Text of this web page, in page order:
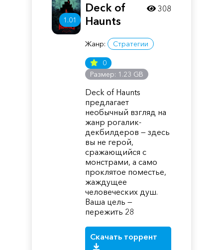
1.01
Deck of
Haunts
Жанр: Стратегии
0
Размер: 1.23 GB
Deck of Haunts
предлагает
необычный взгляд на
жанр рогалик-
декбилдеров — здесь
вы не герой,
сражающийся с
монстрами, а само
проклятое поместье,
жаждущее
человеческих душ.
Ваша цель —
пережить 28
Скачать торрент
308